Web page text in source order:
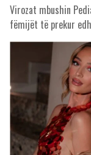
Virozat mbushin
fëmijët të prekur